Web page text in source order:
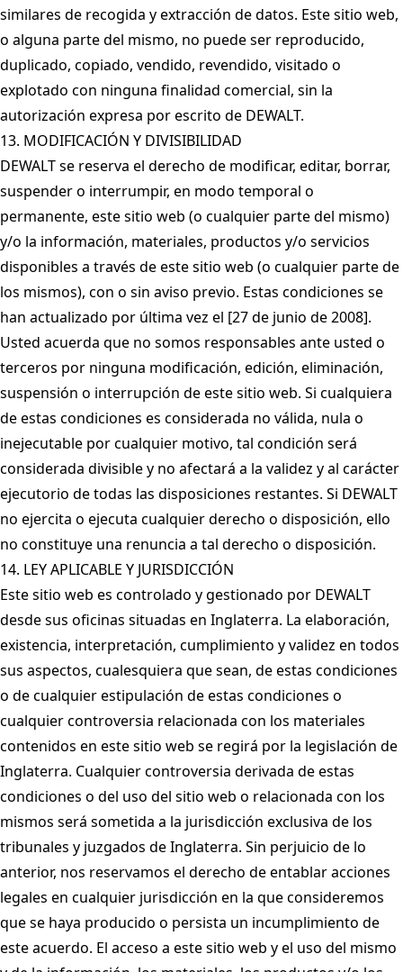
similares de recogida y extracción de datos. Este sitio web,
o alguna parte del mismo, no puede ser reproducido,
duplicado, copiado, vendido, revendido, visitado o
explotado con ninguna finalidad comercial, sin la
autorización expresa por escrito de DEWALT.
13. MODIFICACIÓN Y DIVISIBILIDAD
DEWALT se reserva el derecho de modificar, editar, borrar,
suspender o interrumpir, en modo temporal o
permanente, este sitio web (o cualquier parte del mismo)
y/o la información, materiales, productos y/o servicios
disponibles a través de este sitio web (o cualquier parte de
los mismos), con o sin aviso previo. Estas condiciones se
han actualizado por última vez el [27 de junio de 2008].
Usted acuerda que no somos responsables ante usted o
terceros por ninguna modificación, edición, eliminación,
suspensión o interrupción de este sitio web. Si cualquiera
de estas condiciones es considerada no válida, nula o
inejecutable por cualquier motivo, tal condición será
considerada divisible y no afectará a la validez y al carácter
ejecutorio de todas las disposiciones restantes. Si DEWALT
no ejercita o ejecuta cualquier derecho o disposición, ello
no constituye una renuncia a tal derecho o disposición.
14. LEY APLICABLE Y JURISDICCIÓN
Este sitio web es controlado y gestionado por DEWALT
desde sus oficinas situadas en Inglaterra. La elaboración,
existencia, interpretación, cumplimiento y validez en todos
sus aspectos, cualesquiera que sean, de estas condiciones
o de cualquier estipulación de estas condiciones o
cualquier controversia relacionada con los materiales
contenidos en este sitio web se regirá por la legislación de
Inglaterra. Cualquier controversia derivada de estas
condiciones o del uso del sitio web o relacionada con los
mismos será sometida a la jurisdicción exclusiva de los
tribunales y juzgados de Inglaterra. Sin perjuicio de lo
anterior, nos reservamos el derecho de entablar acciones
legales en cualquier jurisdicción en la que consideremos
que se haya producido o persista un incumplimiento de
este acuerdo. El acceso a este sitio web y el uso del mismo